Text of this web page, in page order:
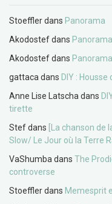
Stoefflerdans Panorama
Akodostefdans Panorama
Akodostefdans Panorama
gattaca dans DIY :
Anne Lise Latscha dans
tirette
Stefdans
[La chanson de
Slow/ Le Jour où la Terre
VaShumba dans The
controverse
Stoefflerdans Memesprit